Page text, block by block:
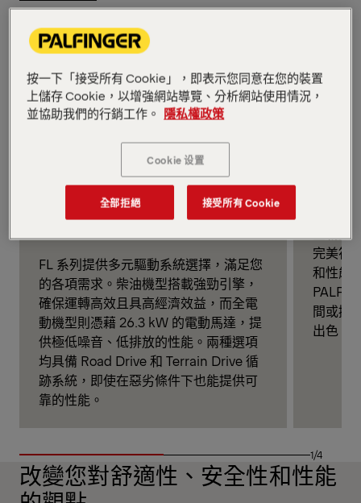
FL 系列提供多元驅動系統選擇，滿足您
的各項需求。柴油機型搭載強勁引擎，
確保運轉高效且具高經濟效益，而全電
動機型則憑藉 26.3 kW 的電動馬達，提
供極低噪音、低排放的性能。兩種選項
均具備 Road Drive 和 Terrain Drive 循
跡系統，即使在惡劣條件下也能提供可
靠的性能。
全新的
完美符
和性能
間或搬
出色、
1/4
改變您對舒適性、安全性和性能
按一下「接受所有 Cookie」，即表示您同意在您的裝置
上儲存 Cookie，以增強網站導覽、分析網站使用情況，
並協助我們的行銷工作。 隱私權政策
Cookie 设置
全部拒絕 接受所有 Cookie